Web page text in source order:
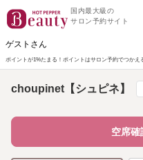
国内最大級の
サロン予約サイト
ゲストさん
ポイントが1%たまる！ ポイントはサロン予約でつかえ
choupinet【シュピネ】
空席確